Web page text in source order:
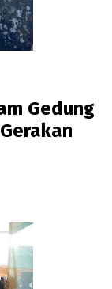
Gedung